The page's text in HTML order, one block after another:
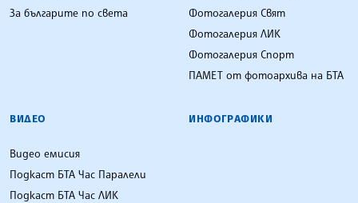
За българите по света
Фотогалерия Свят
Фотогалерия ЛИК
Фотогалерия Спорт
ПАМЕТ от фотоархива на БТА
ВИДЕО
Видео емисия
Подкаст БТА Час Паралели
Подкаст БТА Час ЛИК
ИНФОГРАФИКИ